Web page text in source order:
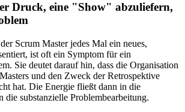
Druck, eine "Show" abzuliefern,
Scrum Master jedes Mal ein neues,
ist oft ein Symptom für ein
Sie deutet darauf hin, dass die Organisation
und den Zweck der Retrospektive
hat. Die Energie fließt dann in die
die substanzielle Problembearbeitung.